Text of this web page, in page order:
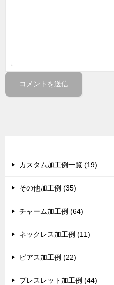
カスタム加工例一覧 (19)
その他加工例 (35)
チャーム加工例 (64)
ネックレス加工例 (11)
ピアス加工例 (22)
ブレスレット加工例 (44)